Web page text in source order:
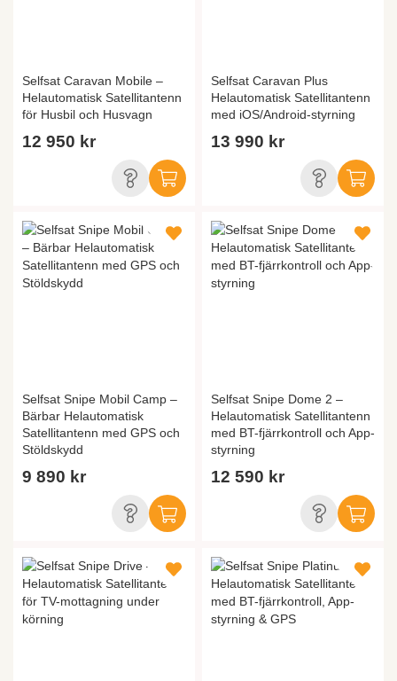
Selfsat Caravan Mobile –
Helautomatisk Satellitantenn
för Husbil och Husvagn
12 950 kr
Selfsat Caravan Plus
Helautomatisk Satellitantenn
med iOS/Android-styrning
13 990 kr
Selfsat Snipe Mobil Camp –
Bärbar Helautomatisk
Satellitantenn med GPS och
Stöldskydd
9 890 kr
Selfsat Snipe Dome 2 –
Helautomatisk Satellitantenn
med BT-fjärrkontroll och App-
styrning
12 590 kr